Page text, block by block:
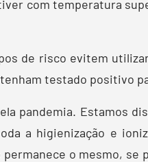
com temperatura
de risco evitem
testado positivo
pandemia. Estamos
a higienização e
o mesmo, se